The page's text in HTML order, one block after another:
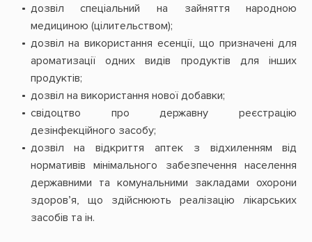
дозвіл спеціальний на зайняття народною
медициною (цілительством);
дозвіл на використання есенції, що призначені для
ароматизації одних видів продуктів для інших
продуктів;
дозвіл на використання нової добавки;
свідоцтво про державну реєстрацію
дезінфекційного засобу;
дозвіл на відкриття аптек з відхиленням від
нормативів мінімального забезпечення населення
державними та комунальними закладами охорони
здоров’я, що здійснюють реалізацію лікарських
засобів та ін.